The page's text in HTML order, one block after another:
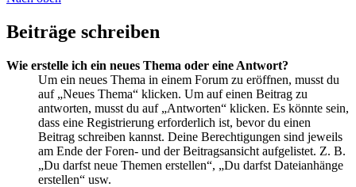
Beiträge schreiben
Wie erstelle ich ein neues Thema oder eine Antwort?
Um ein neues Thema in einem Forum zu eröffnen, musst du
auf „Neues Thema“ klicken. Um auf einen Beitrag zu
antworten, musst du auf „Antworten“ klicken. Es könnte sein,
dass eine Registrierung erforderlich ist, bevor du einen
Beitrag schreiben kannst. Deine Berechtigungen sind jeweils
am Ende der Foren- und der Beitragsansicht aufgelistet. Z. B.
„Du darfst neue Themen erstellen“, „Du darfst Dateianhänge
erstellen“ usw.